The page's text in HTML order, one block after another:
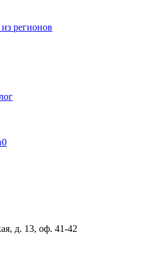
регионов
0
д. 13, оф. 41-42